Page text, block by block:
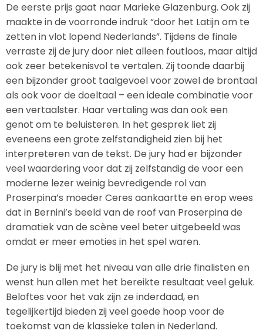
De eerste prijs gaat naar Marieke Glazenburg. Ook zij
maakte in de voorronde indruk “door het Latijn om te
zetten in vlot lopend Nederlands”. Tijdens de finale
verraste zij de jury door niet alleen foutloos, maar altijd
ook zeer betekenisvol te vertalen. Zij toonde daarbij
een bijzonder groot taalgevoel voor zowel de brontaal
als ook voor de doeltaal – een ideale combinatie voor
een vertaalster. Haar vertaling was dan ook een
genot om te beluisteren. In het gesprek liet zij
eveneens een grote zelfstandigheid zien bij het
interpreteren van de tekst. De jury had er bijzonder
veel waardering voor dat zij zelfstandig de voor een
moderne lezer weinig bevredigende rol van
Proserpina’s moeder Ceres aankaartte en erop wees
dat in Bernini’s beeld van de roof van Proserpina de
dramatiek van de scène veel beter uitgebeeld was
omdat er meer emoties in het spel waren.
De jury is blij met het niveau van alle drie finalisten en
wenst hun allen met het bereikte resultaat veel geluk.
Beloftes voor het vak zijn ze inderdaad, en
tegelijkertijd bieden zij veel goede hoop voor de
toekomst van de klassieke talen in Nederland.